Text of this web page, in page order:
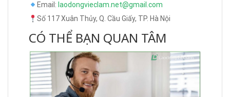
Email: laodongvieclam.net@gmail.com
Số 117 Xuân Thủy, Q. Cầu Giấy, TP. Hà Nội
CÓ THỂ BẠN QUAN TÂM